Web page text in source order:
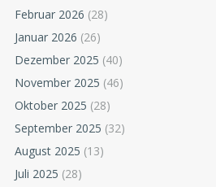
Februar 2026 (28)
Januar 2026 (26)
Dezember 2025 (40)
November 2025 (46)
Oktober 2025 (28)
September 2025 (32)
August 2025 (13)
Juli 2025 (28)